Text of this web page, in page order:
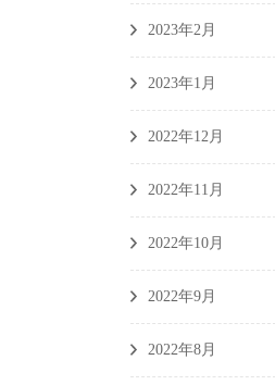
2023年2月
2023年1月
2022年12月
2022年11月
2022年10月
2022年9月
2022年8月